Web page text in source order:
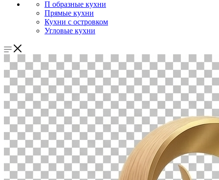
П образные кухни
Прямые кухни
Кухни с островком
Угловые кухни